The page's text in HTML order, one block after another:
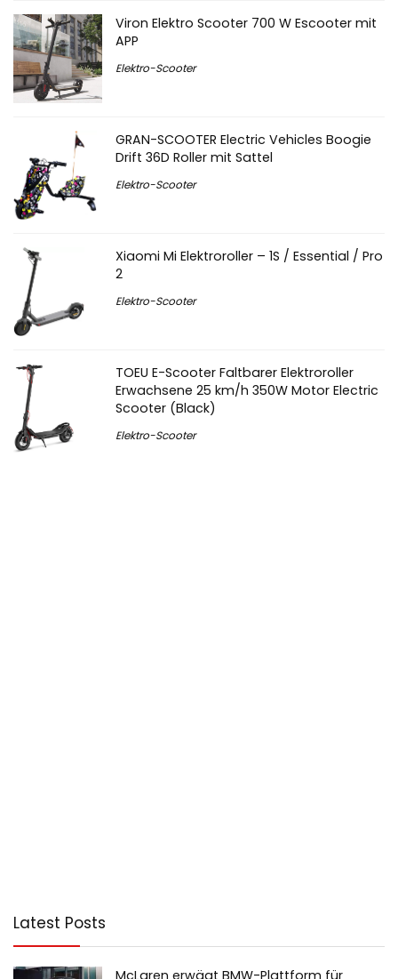
Viron Elektro Scooter 700 W Escooter mit
APP
Elektro-Scooter
GRAN-SCOOTER Electric Vehicles Boogie
Drift 36D Roller mit Sattel
Elektro-Scooter
Xiaomi Mi Elektroroller – 1S / Essential / Pro
2
Elektro-Scooter
TOEU E-Scooter Faltbarer Elektroroller
Erwachsene 25 km/h 350W Motor Electric
Scooter (Black)
Elektro-Scooter
Latest Posts
McLaren erwägt BMW-Plattform für